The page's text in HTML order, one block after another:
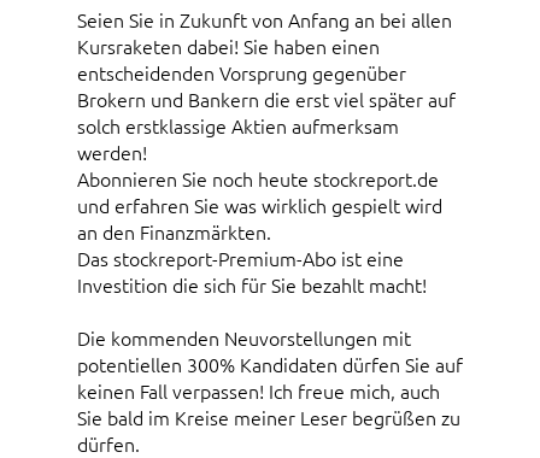
Seien Sie in Zukunft von Anfang an bei allen
Kursraketen dabei! Sie haben einen
entscheidenden Vorsprung gegenüber
Brokern und Bankern die erst viel später auf
solch erstklassige Aktien aufmerksam
werden!
Abonnieren Sie noch heute stockreport.de
und erfahren Sie was wirklich gespielt wird
an den Finanzmärkten.
Das stockreport-Premium-Abo ist eine
Investition die sich für Sie bezahlt macht!
Die kommenden Neuvorstellungen mit
potentiellen 300% Kandidaten dürfen Sie auf
keinen Fall verpassen! Ich freue mich, auch
Sie bald im Kreise meiner Leser begrüßen zu
dürfen.